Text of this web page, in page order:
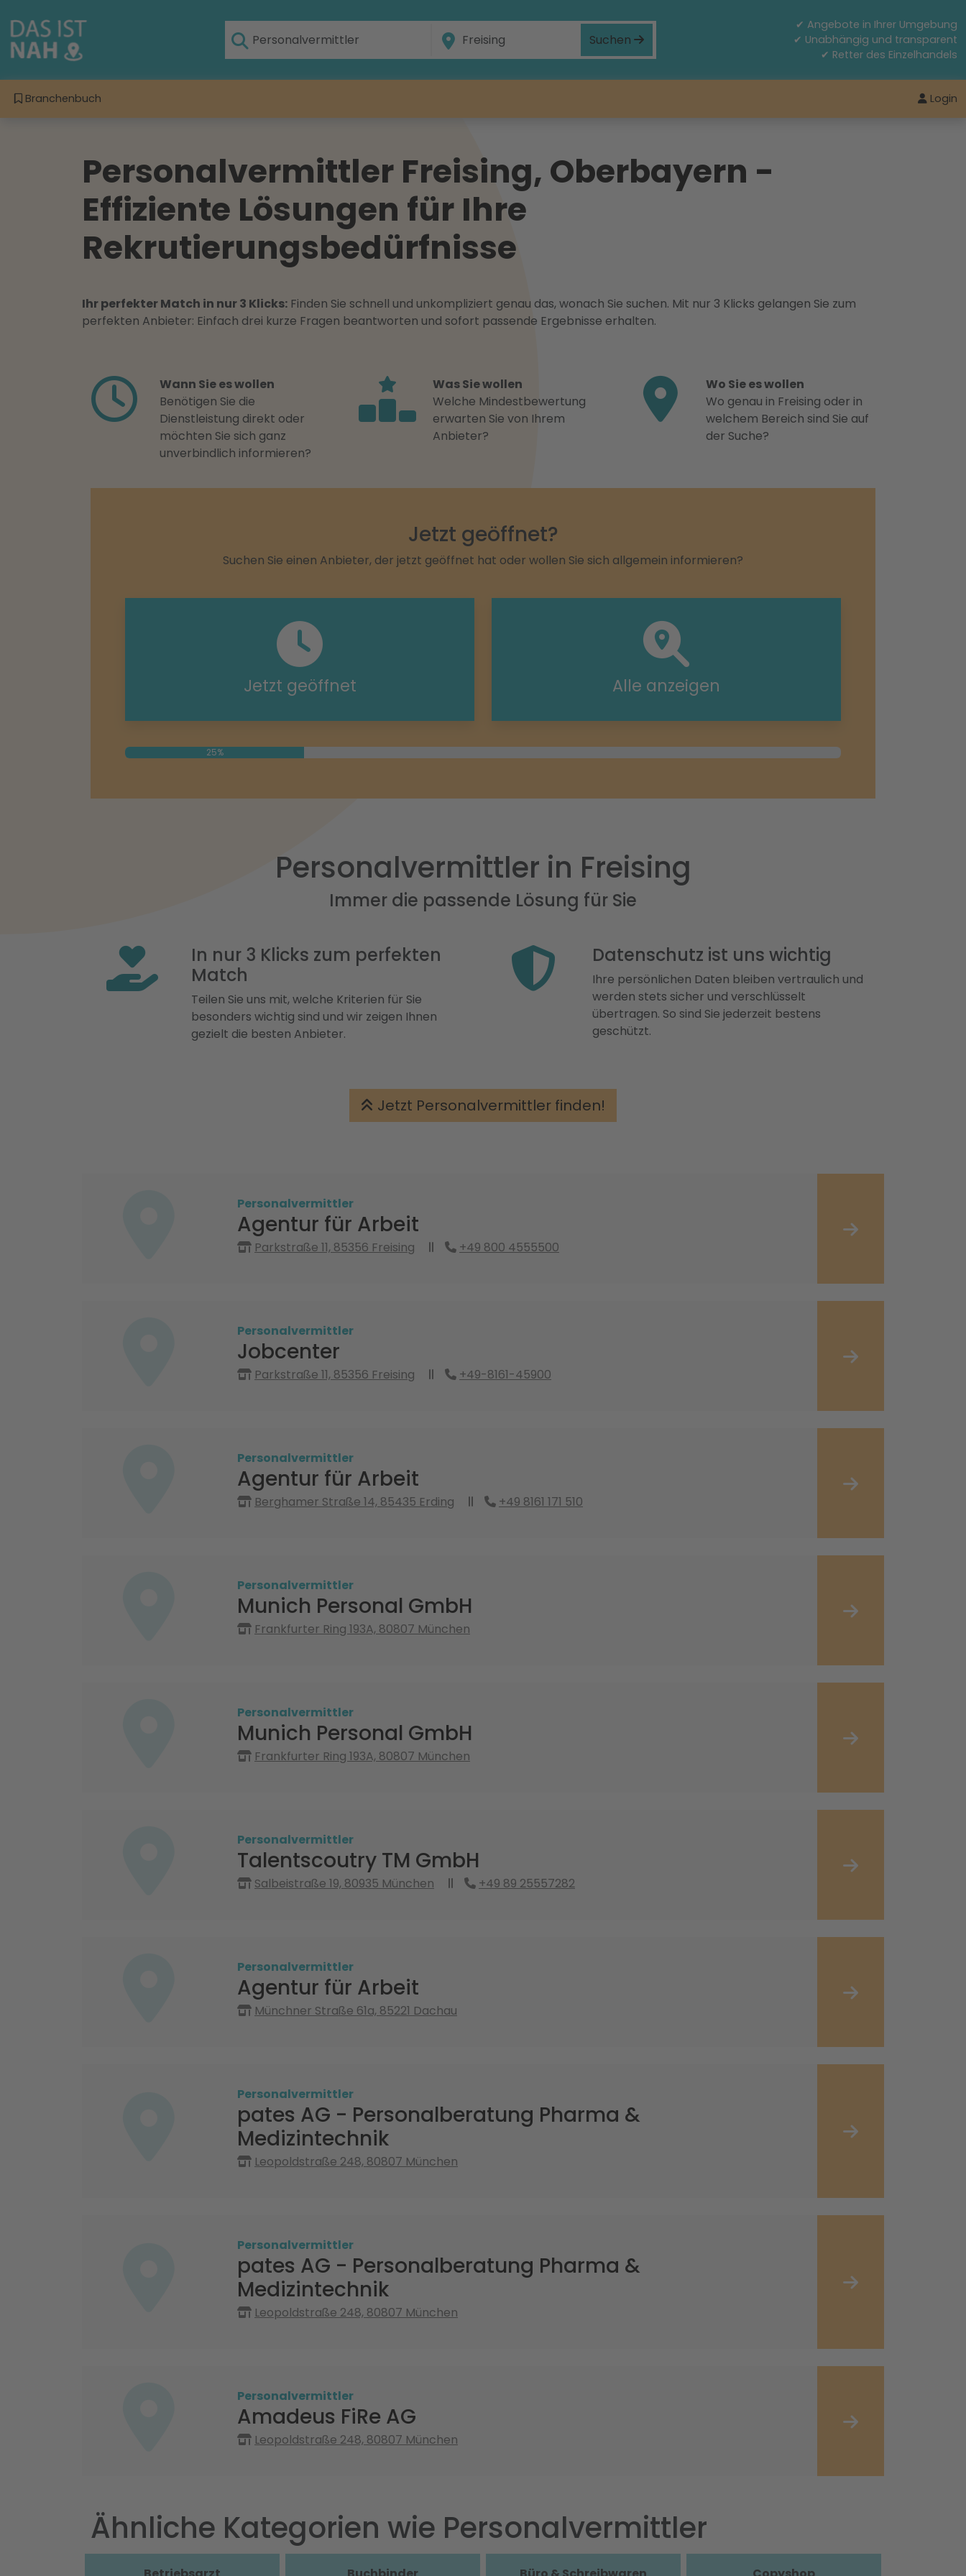
Suchen
✔ Angebote in Ihrer Umgebung
✔ Unabhängig und transparent
✔ Retter des Einzelhandels
Branchenbuch Login
Personalvermittler Freising, Oberbayern -
Effiziente Lösungen für Ihre
Rekrutierungsbedürfnisse
Ihr perfekter Match in nur 3 Klicks: Finden Sie schnell und unkompliziert genau das, wonach Sie suchen. Mit nur 3 Klicks gelangen Sie zum
perfekten Anbieter: Einfach drei kurze Fragen beantworten und sofort passende Ergebnisse erhalten.
Wann Sie es wollen
Benötigen Sie die
Dienstleistung direkt oder
möchten Sie sich ganz
unverbindlich informieren?
Was Sie wollen
Welche Mindestbewertung
erwarten Sie von Ihrem
Anbieter?
Wo Sie es wollen
Wo genau in Freising oder in
welchem Bereich sind Sie auf
der Suche?
Jetzt geöffnet?
Suchen Sie einen Anbieter, der jetzt geöffnet hat oder wollen Sie sich allgemein informieren?
Jetzt geöffnet Alle anzeigen
25%
Personalvermittler in Freising
Immer die passende Lösung für Sie
In nur 3 Klicks zum perfekten
Match
Teilen Sie uns mit, welche Kriterien für Sie
besonders wichtig sind und wir zeigen Ihnen
gezielt die besten Anbieter.
Datenschutz ist uns wichtig
Ihre persönlichen Daten bleiben vertraulich und
werden stets sicher und verschlüsselt
übertragen. So sind Sie jederzeit bestens
geschützt.
Jetzt Personalvermittler finden!
Personalvermittler
Agentur für Arbeit
Parkstraße 11, 85356 Freising +49 800 4555500
Personalvermittler
Jobcenter
Parkstraße 11, 85356 Freising +49-8161-45900
Personalvermittler
Agentur für Arbeit
Berghamer Straße 14, 85435 Erding +49 8161 171 510
Personalvermittler
Munich Personal GmbH
Frankfurter Ring 193A, 80807 München
Personalvermittler
Munich Personal GmbH
Frankfurter Ring 193A, 80807 München
Personalvermittler
Talentscoutry TM GmbH
Salbeistraße 19, 80935 München +49 89 25557282
Personalvermittler
Agentur für Arbeit
Münchner Straße 61a, 85221 Dachau
Personalvermittler
pates AG - Personalberatung Pharma &
Medizintechnik
Leopoldstraße 248, 80807 München
Personalvermittler
pates AG - Personalberatung Pharma &
Medizintechnik
Leopoldstraße 248, 80807 München
Personalvermittler
Amadeus FiRe AG
Leopoldstraße 248, 80807 München
Ähnliche Kategorien wie Personalvermittler